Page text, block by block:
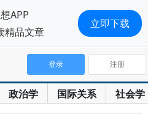
政治学 国际关系 社会学
登录 注册
APP
精品文章
立即下载